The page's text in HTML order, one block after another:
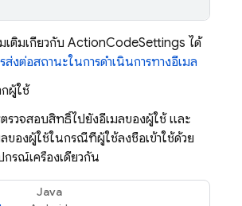
เติมเกี่ยวกับ ActionCodeSettings ได้
ส่งต่อสถานะในการดำเนินการทางอีเมล
ผู้ใช้
รวจสอบสิทธิ์ไปยังอีเมลของผู้ใช้ และ
ของผู้ใช้ในกรณีที่ผู้ใช้ลงชื่อเข้าใช้ด้วย
กรณ์เครื่องเดียวกัน
Java